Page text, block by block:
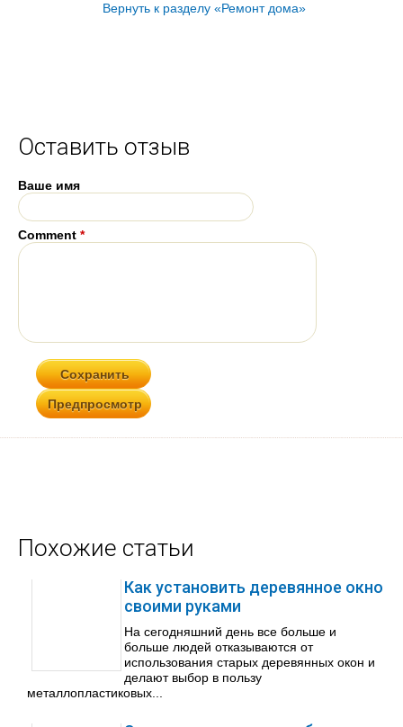
Вернуть к разделу «Ремонт дома»
Оставить отзыв
Ваше имя
Comment *
Похожие статьи
Как установить деревянное окно
своими руками
На сегодняшний день все больше и
больше людей отказываются от
использования старых деревянных окон и
делают выбор в пользу
металлопластиковых...